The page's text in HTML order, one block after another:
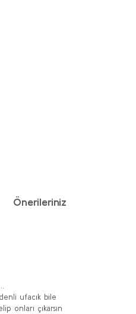
Önerileriniz
ufacık bile
onları çıkarsın